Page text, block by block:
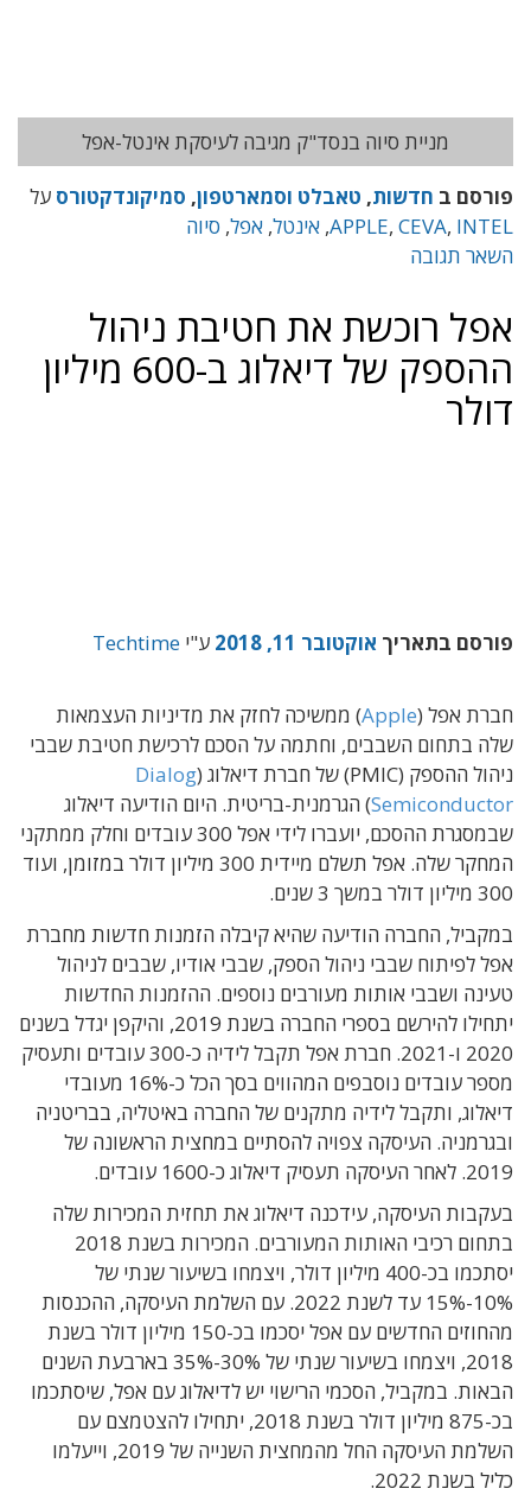
מניית סיוה בנסד"ק מגיבה לעיסקת אינטל-אפל
פורסם ב חדשות, טאבלט וסמארטפון, סמיקונדקטורס על
APPLE, CEVA, INTEL
, אינטל, אפל, סיוה
השאר תגובה
אפל רוכשת את חטיבת ניהול
ההספק של דיאלוג ב-600 מיליון
דולר
פורסם בתאריך אוקטובר 11, 2018 ע"י Techtime
חברת אפל (Apple) ממשיכה לחזק את מדיניות העצמאות
שלה בתחום השבבים, וחתמה על הסכם לרכישת חטיבת שבבי
ניהול ההספק (PMIC) של חברת דיאלוג (
Dialog
Semiconductor) הגרמנית-בריטית. היום הודיעה דיאלוג
שבמסגרת ההסכם, יועברו לידי אפל 300 עובדים וחלק ממתקני
המחקר שלה. אפל תשלם מיידית 300 מיליון דולר במזומן, ועוד
300 מיליון דולר במשך 3 שנים.
במקביל, החברה הודיעה שהיא קיבלה הזמנות חדשות מחברת
אפל לפיתוח שבבי ניהול הספק, שבבי אודיו, שבבים לניהול
טעינה ושבבי אותות מעורבים נוספים. ההזמנות החדשות
יתחילו להירשם בספרי החברה בשנת 2019, והיקפן יגדל בשנים
2020 ו-2021. חברת אפל תקבל לידיה כ-300 עובדים ותעסיק
מספר עובדים נוסבפים המהווים בסך הכל כ-16% מעובדי
דיאלוג, ותקבל לידיה מתקנים של החברה באיטליה, בבריטניה
ובגרמניה. העיסקה צפויה להסתיים במחצית הראשונה של
2019. לאחר העיסקה תעסיק דיאלוג כ-1600 עובדים.
בעקבות העיסקה, עידכנה דיאלוג את תחזית המכירות שלה
בתחום רכיבי האותות המעורבים. המכירות בשנת 2018
יסתכמו בכ-400 מיליון דולר, ויצמחו בשיעור שנתי של
10%-15% עד לשנת 2022. עם השלמת העיסקה, ההכנסות
מהחוזים החדשים עם אפל יסכמו בכ-150 מיליון דולר בשנת
2018, ויצמחו בשיעור שנתי של 30%-35% בארבעת השנים
הבאות. במקביל, הסכמי הרישוי יש לדיאלוג עם אפל, שיסתכמו
בכ-875 מיליון דולר בשנת 2018, יתחילו להצטמצם עם
השלמת העיסקה החל מהמחצית השנייה של 2019, וייעלמו
כליל בשנת 2022.